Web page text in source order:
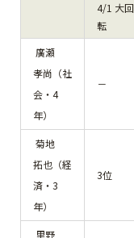
4/1 大回
転
廣瀬
孝尚（社
会・4
年）
－
菊地
拓也（経
済・3
年）
3位
里野